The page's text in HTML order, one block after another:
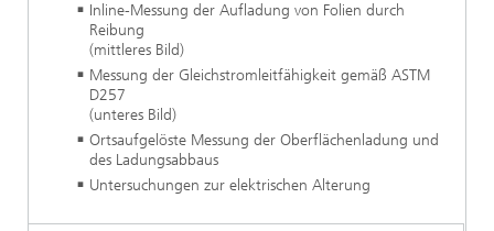
Inline-Messung der Aufladung von Folien durch
Reibung
(mittleres Bild)
Messung der Gleichstromleitfähigkeit gemäß ASTM
D257
(unteres Bild)
Ortsaufgelöste Messung der Oberflächenladung und
des Ladungsabbaus
Untersuchungen zur elektrischen Alterung